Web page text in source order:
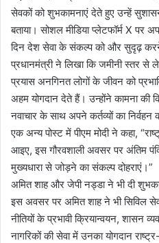
सेवकों को शुभकामनाएं देते हुए उन्हें
बताया। सोशल मीडिया प्लेटफॉर्म X पर
दिन देश सेवा के संकल्प को और सुदृढ़
प्रधानमंत्री ने लिखा कि जमीनी स्तर से
प्रयास अनगिनत लोगों के जीवन को
अहम योगदान देते हैं। उन्होंने कामना
नवाचार के साथ अपने कर्तव्यों का निर्वहन
एक अन्य पोस्ट में पीएम मोदी ने कहा,
आइए, इस गौरवशाली अवसर पर अंतिम
मुख्यधारा से जोड़ने का संकल्प दोहराएं।”
अमित शाह और जेपी नड्डा ने भी दी
इस अवसर पर अमित शाह ने भी सिविल
नीतियों के प्रभावी क्रियान्वयन, शासन
नागरिकों की सेवा में उनका योगदान